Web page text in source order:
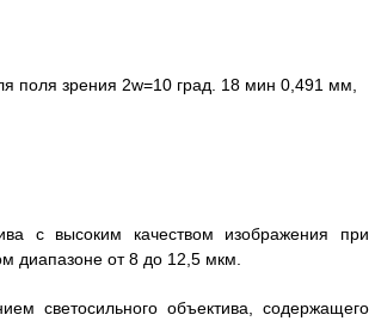
поля зрения 2w=10 град. 18 мин 0,491 мм,
с высоким качеством изображения при
диапазоне от 8 до 12,5 мкм.
светосильного объектива, содержащего